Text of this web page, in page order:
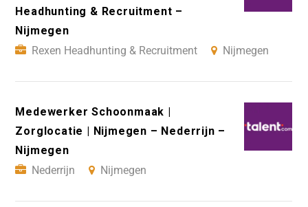
Headhunting & Recruitment –
Nijmegen
Rexen Headhunting & Recruitment
Nijmegen
Medewerker Schoonmaak |
Zorglocatie | Nijmegen – Nederrijn –
Nijmegen
Nederrijn
Nijmegen